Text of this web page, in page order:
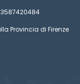
Provincia di Firenze